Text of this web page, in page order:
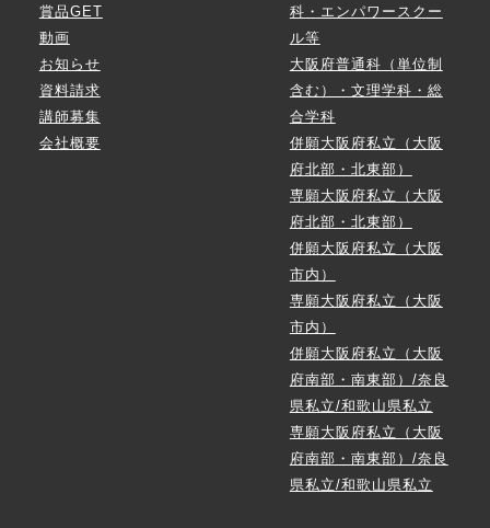
賞品GET
動画
お知らせ
資料請求
講師募集
会社概要
科・エンパワースクー
ル等
大阪府普通科（単位制
含む）・文理学科・総
合学科
併願大阪府私立（大阪
府北部・北東部）
専願大阪府私立（大阪
府北部・北東部）
併願大阪府私立（大阪
市内）
専願大阪府私立（大阪
市内）
併願大阪府私立（大阪
府南部・南東部）/奈良
県私立/和歌山県私立
専願大阪府私立（大阪
府南部・南東部）/奈良
県私立/和歌山県私立